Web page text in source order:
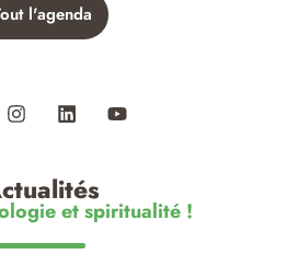
l'agenda
et spiritualité !